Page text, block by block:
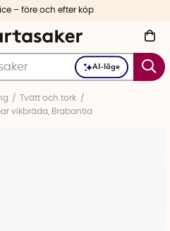
AI-läge
– före och efter köp
Tvätt och tork
vikbräda, Brabantia